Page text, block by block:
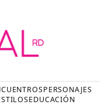
PERSONAJES
EDUCACIÓN